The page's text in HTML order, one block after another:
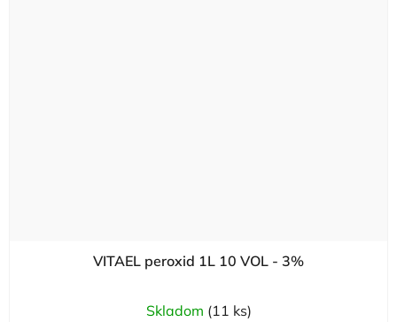
VITAEL peroxid 1L 10 VOL - 3%
Skladom (11 ks)